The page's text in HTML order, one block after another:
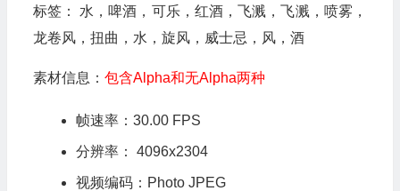
标签： 水，啤酒，可乐，红酒，飞溅，飞溅，喷雾，
龙卷风，扭曲，水，旋风，威士忌，风，酒
素材信息： 包含Alpha和无Alpha两种
帧速率：30.00 FPS
分辨率： 4096x2304
视频编码：Photo JPEG